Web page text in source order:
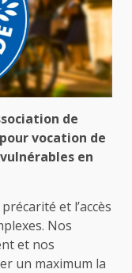
de
vocation de
en
et l’accès
Nos
et nos
un maximum la